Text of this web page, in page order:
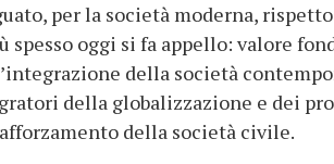
per la società moderna,
spesso oggi si fa appello: valore
della società
della globalizzazione e dei
della società civile.